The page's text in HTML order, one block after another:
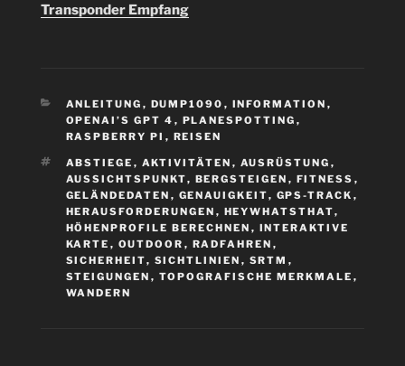
Transponder Empfang
KATEGORIEN
ANLEITUNG , DUMP1090 , INFORMATION ,
OPENAI’S GPT 4 , PLANESPOTTING ,
RASPBERRY PI , REISEN
SCHLAGWÖRTER
ABSTIEGE , AKTIVITÄTEN , AUSRÜSTUNG ,
AUSSICHTSPUNKT, BERGSTEIGEN , FITNESS ,
GELÄNDEDATEN , GENAUIGKEIT, GPS-TRACK ,
HERAUSFORDERUNGEN , HEYWHATSTHAT,
HÖHENPROFILE BERECHNEN , INTERAKTIVE
KARTE , OUTDOOR , RADFAHREN ,
SICHERHEIT, SICHTLINIEN , SRTM ,
STEIGUNGEN , TOPOGRAFISCHE MERKMALE ,
WANDERN